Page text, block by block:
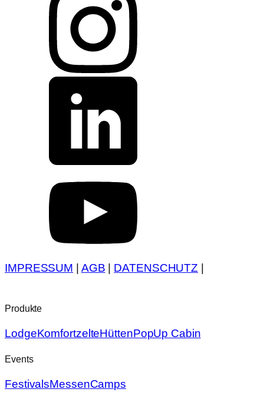
IMPRESSUM AGB DATENSCHUTZ
Produkte
LodgeKomfortzelteHüttenPopUp Cabin
Events
FestivalsMessenCamps